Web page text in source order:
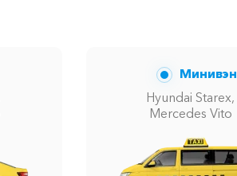
Минивэн
Hyundai Starex,
Mercedes Vito